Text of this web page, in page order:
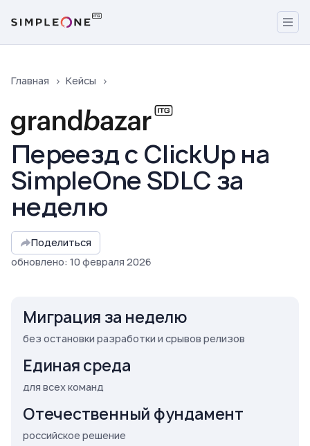
Главная Кейсы
Переезд с ClickUp на
SimpleOne SDLC за
неделю
Поделиться
обновлено: 10 февраля 2026
Миграция за неделю
без остановки разработки и срывов релизов
Единая среда
для всех команд
Отечественный фундамент
российское решение